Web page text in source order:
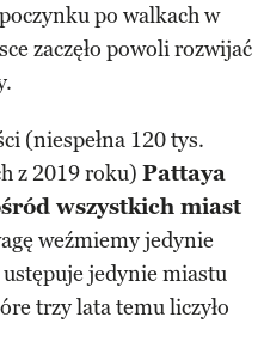
po walkach w
zaczęło powoli rozwijać
(niespełna 120 tys.
z 2019 roku) Pattaya
wszystkich miast
weźmiemy jedynie
jedynie miastu
trzy lata temu liczyło